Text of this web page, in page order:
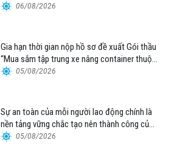
06/08/2026
Gia hạn thời gian nộp hồ sơ đề xuất Gói thầu
“Mua sắm tập trung xe nâng container thuộc
Tổng công ty Hàng hải Việt Nam – CTCP”
05/08/2026
Sự an toàn của mỗi người lao động chính là
nền tảng vững chắc tạo nên thành công của
Cảng Đà Nẵng
05/08/2026